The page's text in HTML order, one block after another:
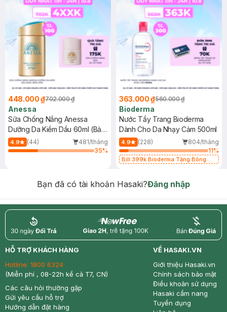
448.000 ₫702.000 ₫
Anessa
Sữa Chống Nắng Anessa
Dưỡng Da Kiềm Dầu 60ml (Bản
Mới)
4.9 (44)
481/tháng
35%
363.000 ₫560.000 ₫
Bioderma
Nước Tẩy Trang Bioderma
Dành Cho Da Nhạy Cảm 500ml
4.9 (228)
804/tháng
11%
Bill 399k Bioderma Tặng Bông
Bạn đã có tài khoản Hasaki?Đăng nhập
return nowfree price
HỖ TRỢ KHÁCH HÀNG
Hotline: 1800 6324
(Miễn phí , 08-22h kể cả T7, CN)
Các câu hỏi thường gặp
Gửi yêu cầu hỗ trợ
Hướng dẫn đặt hàng
VỀ HASAKI.VN
Giới thiệu Hasaki.vn
Chính sách bảo mật
Điều khoản sử dụng
Hasaki cẩm nang
Tuyển dụng